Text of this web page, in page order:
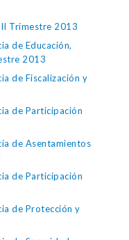
Trimestre 2013
de Educación,
2013
de Fiscalización y
de Participación
de Asentamientos
de Participación
de Protección y